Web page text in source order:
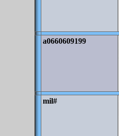
a0660609199
mil#